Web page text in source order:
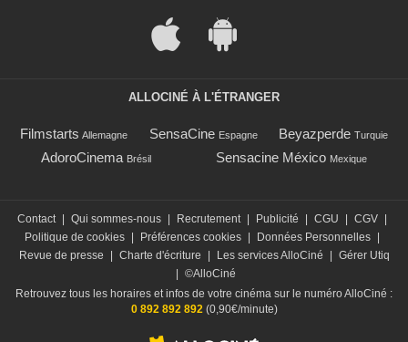
ALLOCINÉ À L'ÉTRANGER
Filmstarts Allemagne SensaCine Espagne Beyazperde Turquie
AdoroCinema Brésil Sensacine México Mexique
Contact Qui sommes-nous Recrutement Publicité CGU CGV
Politique de cookies
Préférences cookies Données Personnelles
Revue de presse
Charte d'écriture Les services AlloCiné
Gérer Utiq
©AlloCiné
Retrouvez tous les horaires et infos de votre cinéma sur le numéro AlloCiné :
0 892 892 892(0,90€/minute)